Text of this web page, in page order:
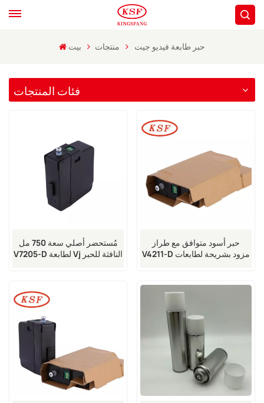
بيت منتجات حبر طابعة فيديو جيت
فئات المنتجات
مُستحضر أصلي سعة 750 مل
V7205-D لطابعة Vj النافثة للحبر
حبر أسود متوافق مع طراز
V4211-D مزود بشريحة لطابعات